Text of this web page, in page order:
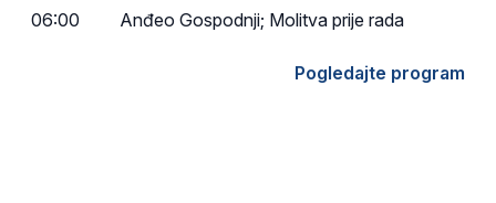
06:00 Anđeo Gospodnji; Molitva prije rada
Pogledajte program